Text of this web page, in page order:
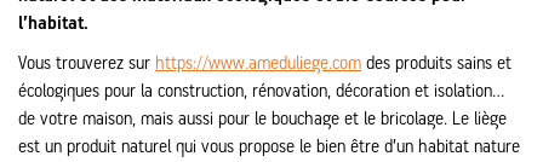
l’habitat.
Vous trouverez sur https://www.ameduliege.com des produits sains et
écologiques pour la construction, rénovation, décoration et isolation…
de votre maison, mais aussi pour le bouchage et le bricolage. Le liège
est un produit naturel qui vous propose le bien être d’un habitat nature